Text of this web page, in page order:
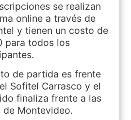
se realizan
online a través de
y tienen un costo de
para todos los
de partida es frente
Sofitel Carrasco y el
finaliza frente a las
de Montevideo.